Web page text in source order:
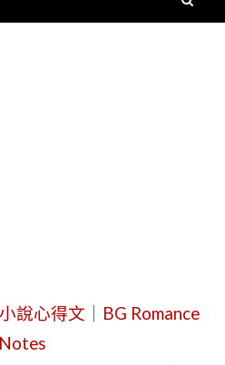
說心得文｜BG Romance
Notes